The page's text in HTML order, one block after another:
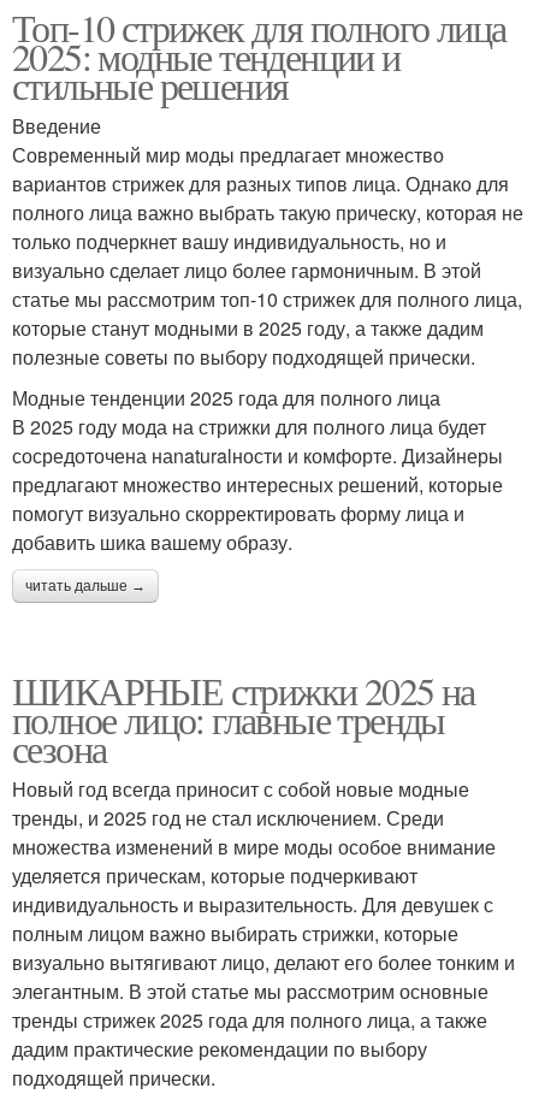
Топ-10 стрижек для полного лица
2025: модные тенденции и
стильные решения
Введение
Современный мир моды предлагает множество
вариантов стрижек для разных типов лица. Однако для
полного лица важно выбрать такую прическу, которая не
только подчеркнет вашу индивидуальность, но и
визуально сделает лицо более гармоничным. В этой
статье мы рассмотрим топ-10 стрижек для полного лица,
которые станут модными в 2025 году, а также дадим
полезные советы по выбору подходящей прически.
Модные тенденции 2025 года для полного лица
В 2025 году мода на стрижки для полного лица будет
сосредоточена наnaturalности и комфорте. Дизайнеры
предлагают множество интересных решений, которые
помогут визуально скорректировать форму лица и
добавить шика вашему образу.
читать дальше →
ШИКАРНЫЕ стрижки 2025 на
полное лицо: главные тренды
сезона
Новый год всегда приносит с собой новые модные
тренды, и 2025 год не стал исключением. Среди
множества изменений в мире моды особое внимание
уделяется прическам, которые подчеркивают
индивидуальность и выразительность. Для девушек с
полным лицом важно выбирать стрижки, которые
визуально вытягивают лицо, делают его более тонким и
элегантным. В этой статье мы рассмотрим основные
тренды стрижек 2025 года для полного лица, а также
дадим практические рекомендации по выбору
подходящей прически.